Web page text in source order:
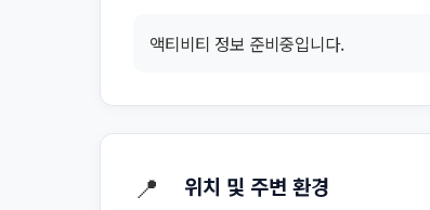
액티비티 정보 준비중입니다.
📍 위치 및 주변 환경